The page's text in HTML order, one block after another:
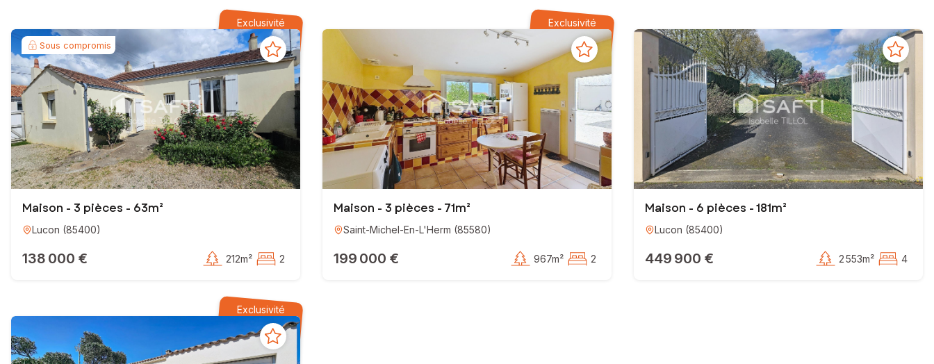
Exclusivité
Sous compromis
Maison - 3 pièces - 63m²
Lucon (85400)
138 000 € 212m² 2
Exclusivité
Maison - 3 pièces - 71m²
Saint-Michel-En-L'Herm (85580)
199 000 € 967m² 2
Maison - 6 pièces - 181m²
Lucon (85400)
449 900 € 2 553m² 4
Exclusivité